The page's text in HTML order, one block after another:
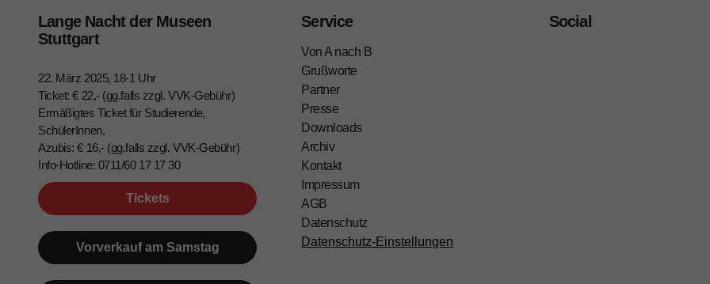
Lange Nacht der Museen
Stuttgart
22. März 2025, 18-1 Uhr
Ticket: € 22,- (gg.falls zzgl. VVK-Gebühr)
Ermäßigtes Ticket für Studierende,
SchülerInnen,
Azubis: € 16,- (gg.falls zzgl. VVK-Gebühr)
Info-Hotline: 0711/60 17 17 30
Tickets
Vorverkauf am Samstag
Service
Von A nach B
Grußworte
Partner
Presse
Downloads
Archiv
Kontakt
Impressum
AGB
Datenschutz
Datenschutz-Einstellungen
Social